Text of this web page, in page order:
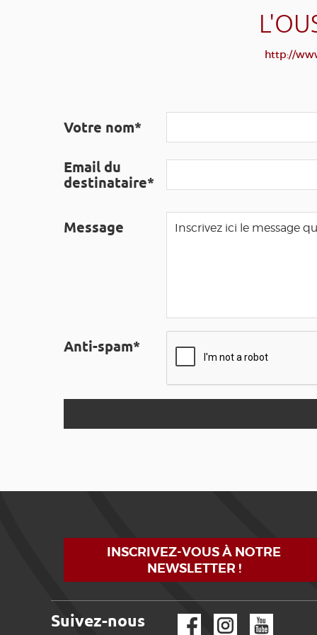
http://
Votre nom*
Email du
destinataire*
Message
Anti-spam*
INSCRIVEZ-VOUS À NOTRE
NEWSLETTER !
Suivez-nous